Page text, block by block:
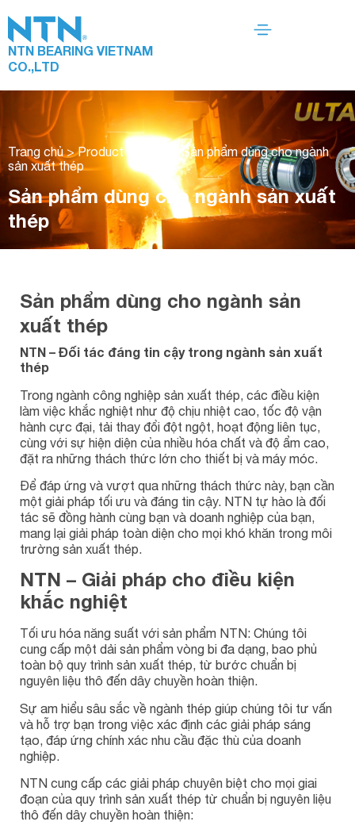
NTN BEARING VIETNAM
CO.,LTD
Trang chủ>Product Market >Sản phẩm dùng cho ngành
sản xuất thép
Sản phẩm dùng cho ngành sản xuất
thép
Sản phẩm dùng cho ngành sản
xuất thép
NTN – Đối tác đáng tin cậy trong ngành sản xuất
thép
Trong ngành công nghiệp sản xuất thép, các điều kiện
làm việc khắc nghiệt như độ chịu nhiệt cao, tốc độ vận
hành cực đại, tải thay đổi đột ngột, hoạt động liên tục,
cùng với sự hiện diện của nhiều hóa chất và độ ẩm cao,
đặt ra những thách thức lớn cho thiết bị và máy móc.
Để đáp ứng và vượt qua những thách thức này, bạn cần
một giải pháp tối ưu và đáng tin cậy. NTN tự hào là đối
tác sẽ đồng hành cùng bạn và doanh nghiệp của bạn,
mang lại giải pháp toàn diện cho mọi khó khăn trong môi
trường sản xuất thép.
NTN – Giải pháp cho điều kiện
khắc nghiệt
Tối ưu hóa năng suất với sản phẩm NTN: Chúng tôi
cung cấp một dải sản phẩm vòng bi đa dạng, bao phủ
toàn bộ quy trình sản xuất thép, từ bước chuẩn bị
nguyên liệu thô đến dây chuyền hoàn thiện.
Sự am hiểu sâu sắc về ngành thép giúp chúng tôi tư vấn
và hỗ trợ bạn trong việc xác định các giải pháp sáng
tạo, đáp ứng chính xác nhu cầu đặc thù của doanh
nghiệp.
NTN cung cấp các giải pháp chuyên biệt cho mọi giai
đoạn của quy trình sản xuất thép từ chuẩn bị nguyên liệu
thô đến dây chuyền hoàn thiện: